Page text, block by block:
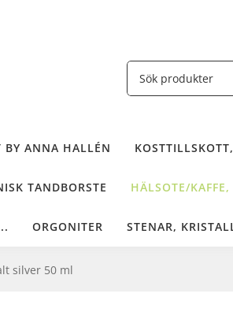
BY ANNA HALLÉN
TANDBORSTE HÄLSOTE/
ORGONITER STENAR,
silver 50 ml